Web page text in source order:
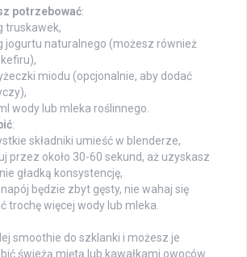
potrzebować:
truskawek,
jogurtu naturalnego (możesz również
miodu (opcjonalnie, aby dodać
wody lub mleka roślinnego.
:
składniki umieść w blenderze,
przez około 30-60 sekund, aż uzyskasz
gładką konsystencję,
będzie zbyt gęsty, nie wahaj się
trochę więcej wody lub mleka.
smoothie do szklanki i możesz je
świeżą miętą lub kawałkami owoców.